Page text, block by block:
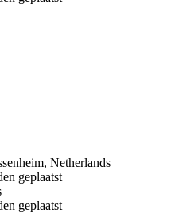
Netherlands
geplaatst
geplaatst